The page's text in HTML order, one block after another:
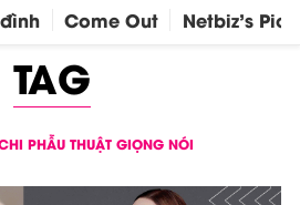
Come Out Netbiz's Pick
TAG
PHẪU THUẬT GIỌNG NÓI